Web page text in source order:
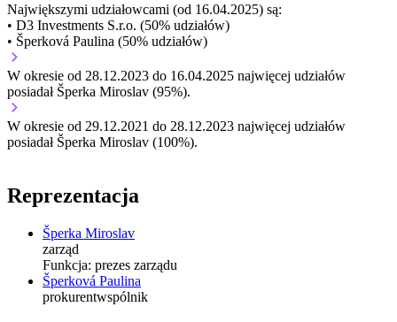
Największymi udziałowcami (od 16.04.2025) są:
• D3 Investments S.r.o. (50% udziałów)
• Šperková Paulina (50% udziałów)
W okresie od 28.12.2023 do 16.04.2025 najwięcej udziałów
posiadał Šperka Miroslav (95%).
W okresie od 29.12.2021 do 28.12.2023 najwięcej udziałów
posiadał Šperka Miroslav (100%).
Reprezentacja
Šperka Miroslav
zarząd
Funkcja: prezes zarządu
Šperková Paulina
prokurentwspólnik